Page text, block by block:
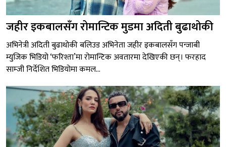
जहीर इकबालसँग रोमान्टिक मुडमा अदिती बुढाथोकी
अभिनेत्री अदिती बुढाथोकी बलिउड अभिनेता जहीर इकबालसँग पन्जाबी
म्युजिक भिडियो ‘फरिश्ता’मा रोमान्टिक अवतारमा देखिएकी छन्। फरहाद
साम्जी निर्देशित भिडियोमा कमल...